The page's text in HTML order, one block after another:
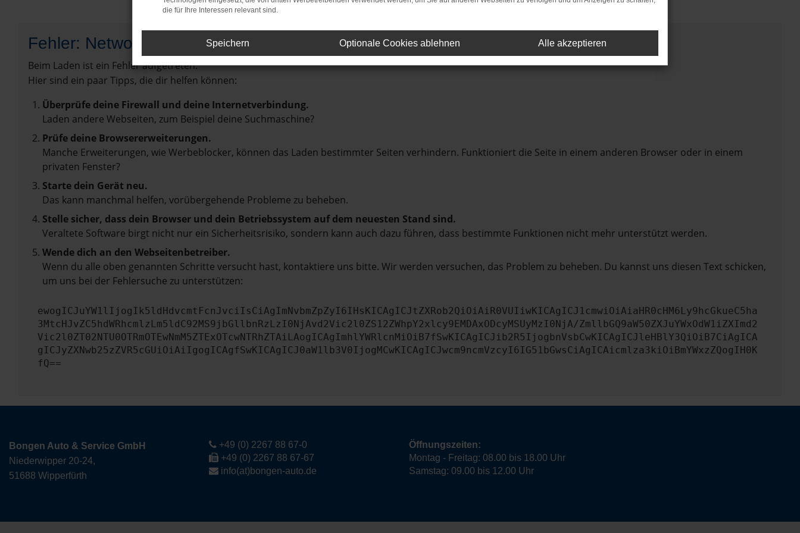
Fehler: Network Error
Beim Laden ist ein Fehler aufgetreten.
Hier sind ein paar Tipps, die dir helfen können:
Überprüfe deine Firewall und deine Internetverbindung.
Laden andere Webseiten, zum Beispiel deine Suchmaschine?
Prüfe deine Browsererweiterungen.
Manche Erweiterungen, wie Werbeblocker, können das Laden bestimmter Seiten verhindern. Funktioniert die Seite in einem anderen Browser oder in einem
privaten Fenster?
Starte dein Gerät neu.
Das kann manchmal helfen, vorübergehende Probleme zu beheben.
Stelle sicher, dass dein Browser und dein Betriebssystem auf dem neuesten Stand sind.
Veraltete Software birgt nicht nur ein Sicherheitsrisiko, sondern kann auch dazu führen, dass bestimmte Funktionen nicht mehr unterstützt werden.
Wende dich an den Webseitenbetreiber.
Wenn du alle oben genannten Schritte versucht hast, kontaktiere uns bitte. Wir werden versuchen, das Problem zu beheben. Du kannst uns diesen Text schicken,
um uns bei der Fehlersuche zu unterstützen:
ewogICJuYW1lIjogIk5ldHdvcmtFcnJvciIsCiAgImNvbmZpZyI6IHsKICAgICJtZXRob2QiOiAiR0VUIiwKICAgICJ1cmwiOiAiaHR0cHM6Ly9hcGkueC5ha
3MtcHJvZC5hdWRhcmlzLm5ldC92MS9jbGllbnRzLzI0NjAvd2Vic2l0ZS12ZWhpY2xlcy9EMDAxODcyMSUyMzI0NjA/ZmllbGQ9aW50ZXJuYWxOdW1iZXImd2
Vic2l0ZT02NTU0OTRmOTEwNmM5ZTExOTcwNTRhZTAiLAogICAgImhlYWRlcnMiOiB7fSwKICAgICJib2R5IjogbnVsbCwKICAgICJleHBlY3QiOiB7CiAgICA
gICJyZXNwb25zZVR5cGUiOiAiIgogICAgfSwKICAgICJ0aW1lb3V0IjogMCwKICAgICJwcm9ncmVzcyI6IG51bGwsCiAgICAicmlza3kiOiBmYWxzZQogIH0K
fQ==
Bongen Auto & Service GmbH
Niederwipper 20-24,
51688 Wipperfürth
+49 (0) 2267 88 67-0
+49 (0) 2267 88 67-67
info(at)bongen-auto.de
Öffnungszeiten:
Montag - Freitag: 08.00 bis 18.00 Uhr
Samstag: 09.00 bis 12.00 Uhr
die für Ihre Interessen relevant sind.
Speichern Optionale Cookies ablehnen Alle akzeptieren